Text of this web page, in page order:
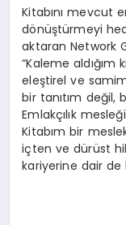
Kitabını mevcut
dönüştürmeyi
aktaran Network
“Kaleme
eleştirel ve
bir tanıtım değil,
Emlakçılık
Kitabım bir
içten ve dürüst
kariyerine dair de